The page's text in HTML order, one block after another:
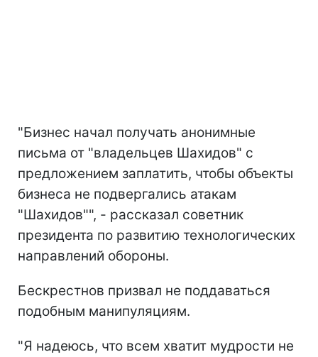
"Бизнес начал получать анонимные
письма от "владельцев Шахидов" с
предложением заплатить, чтобы объекты
бизнеса не подвергались атакам
"Шахидов"", - рассказал советник
президента по развитию технологических
направлений обороны.
Бескрестнов призвал не поддаваться
подобным манипуляциям.
"Я надеюсь, что всем хватит мудрости не